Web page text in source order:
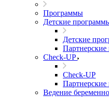
Программы
Детские
Детские
Check-UP
Check-UP
Ведение